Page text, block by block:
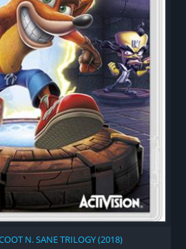
N. SANE TRILOGY (2018)